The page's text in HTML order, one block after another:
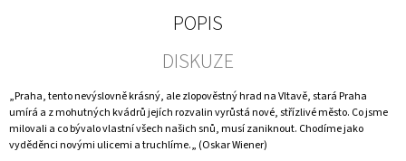
POPIS
DISKUZE
„Praha, tento nevýslovně krásný, ale zlopověstný hrad na Vltavě, stará Praha
umírá a z mohutných kvádrů jejích rozvalin vyrůstá nové, střízlivé město. Co jsme
milovali a co bývalo vlastní všech našich snů, musí zaniknout. Chodíme jako
vyděděnci novými ulicemi a truchlíme.„ (Oskar Wiener)